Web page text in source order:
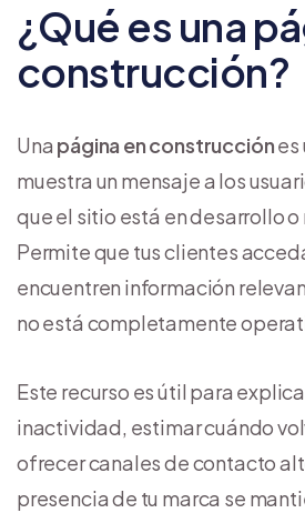
¿Qué es una
construcción?
Una página en construcciónes
muestra un mensaje a los
que el sitio está en desarrollo
Permite que tus clientes
encuentren información
no está completamente
Este recurso es útil para
inactividad, estimar cuándo
ofrecer canales de contacto
presencia de tu marca se